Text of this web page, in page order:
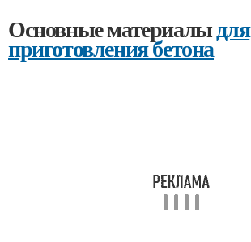
Основные материалыдля
приготовления бетона